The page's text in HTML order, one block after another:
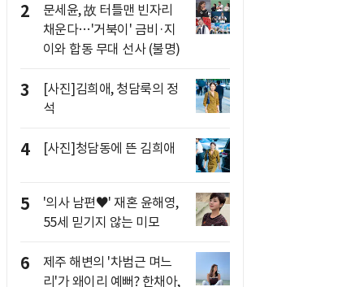
2
문세윤, 故 터틀맨 빈자리
채운다…'거북이' 금비·지
이와 합동 무대 선사 (불명)
3
[사진]김희애, 청담룩의 정
석
4 [사진]청담동에 뜬 김희애
5
'의사 남편♥' 재혼 윤해영,
55세 믿기지 않는 미모
6
제주 해변의 '차범근 며느
리'가 왜이리 예뻐? 한채아,